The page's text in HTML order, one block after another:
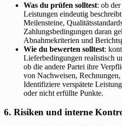
Was du prüfen solltest: ob
Leistungen eindeutig
Meilensteine,
Zahlungsbedingungen daran
Abnahmekriterien und
Wie du bewerten solltest:
Lieferbedingungen realistisch
ob die andere Partei ihre
von Nachweisen,
Identifiziere verspätete
oder nicht erfüllte Punkte.
6. Risiken und interne